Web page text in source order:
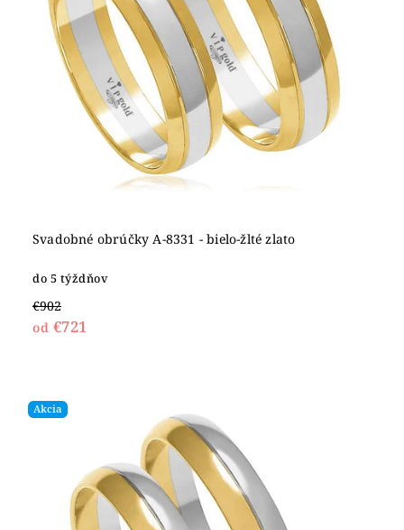
Svadobné obrúčky A-8331 - bielo-žlté zlato
do 5 týždňov
€902
od €721
Akcia